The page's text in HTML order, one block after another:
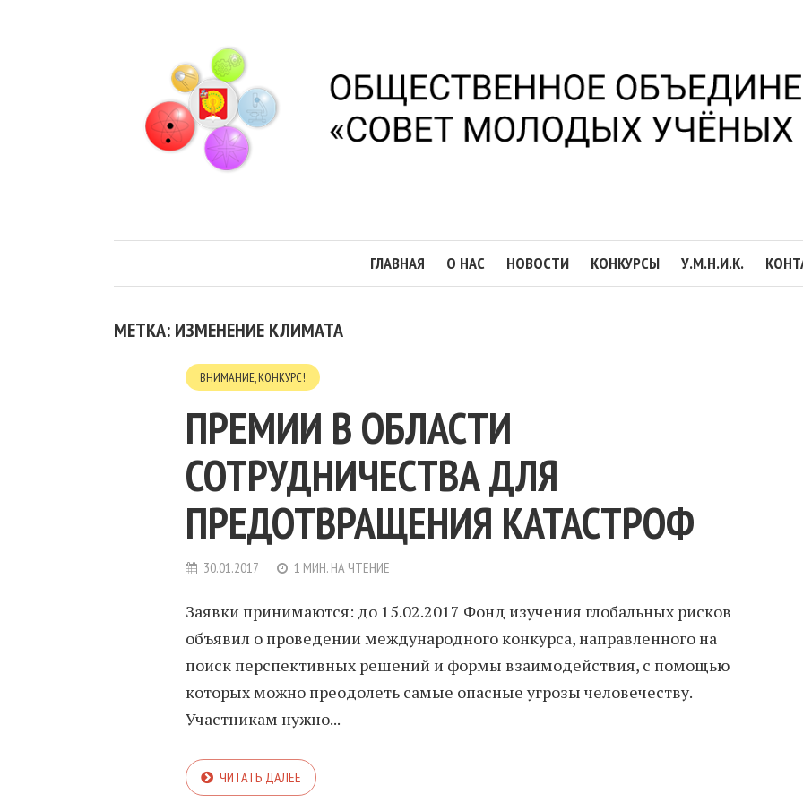
ГЛАВНАЯ О НАС НОВОСТИ КОНКУРСЫ У.М.Н.И.К.
МЕТКА: ИЗМЕНЕНИЕ КЛИМАТА
ВНИМАНИЕ, КОНКУРС!
ПРЕМИИ В ОБЛАСТИ
СОТРУДНИЧЕСТВА ДЛЯ
ПРЕДОТВРАЩЕНИЯ КАТАСТРОФ
30.01.2017 1 МИН. НА ЧТЕНИЕ
Заявки принимаются: до 15.02.2017 Фонд изучения глобальных рисков
объявил о проведении международного конкурса, направленного на
поиск перспективных решений и формы взаимодействия, с помощью
которых можно преодолеть самые опасные угрозы человечеству.
Участникам нужно...
ЧИТАТЬ ДАЛЕЕ